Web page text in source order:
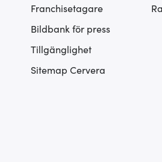
Franchisetagare
Bildbank för press
Tillgänglighet
Sitemap Cervera